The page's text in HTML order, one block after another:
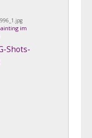
im